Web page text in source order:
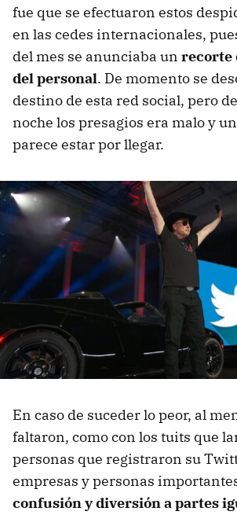
fue que se efectuaron estos
en las cedes internacionales,
del mes se anunciaba un recorte
del personal. De momento se
destino de esta red social, pero
noche los presagios era malo y
parece estar por llegar.
En caso de suceder lo peor, al
faltaron, como con los tuits que
personas que registraron su
empresas y personas
confusión y diversión a partes